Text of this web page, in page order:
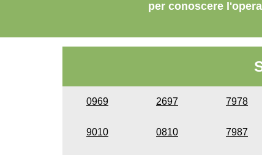
per conoscere
0969 2697 7978
9010 0810 7987